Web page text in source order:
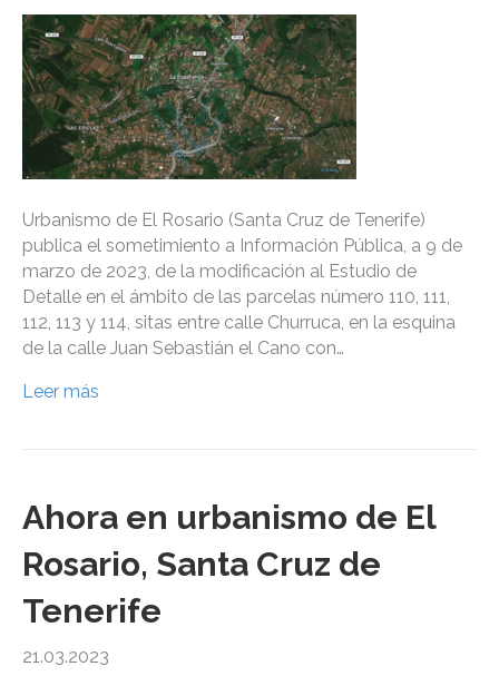
Urbanismo de El Rosario (Santa Cruz de Tenerife)
publica el sometimiento a Información Pública, a 9 de
marzo de 2023, de la modificación al Estudio de
Detalle en el ámbito de las parcelas número 110, 111,
112, 113 y 114, sitas entre calle Churruca, en la esquina
de la calle Juan Sebastián el Cano con…
Leer más
Ahora en urbanismo de El
Rosario, Santa Cruz de
Tenerife
21.03.2023